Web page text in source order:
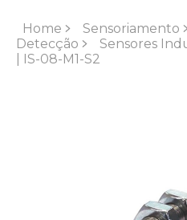
Home Sensoriamento
Detecção
Sensores
| IS-08-M1-S2